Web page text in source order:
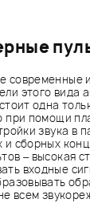
современные
этого вида
одна
при помощи
звука в
сборных
– высокая
входные
всем